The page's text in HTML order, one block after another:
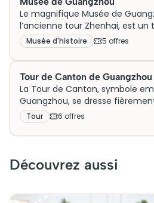
Le magnifique Musée de
l’ancienne tour Zhenhai, est
de l’histoire chinoises.
paysage urbain et prévenir les
aujourd’hui un voyage
la région. Sa structure
du monde entier, qui peuvent
billets pour explorer ses riches
s’impose pour apprécier
dans la préservation du
Musée d'histoire 5 offres
Tour de Canton de Guangzhou
La Tour de Canton, symbole
Guangzhou, se dresse
paysage urbain. Inaugurée en
dynamisme moderne de la
son riche passé. Mélange
scintillantes, elle offre une vue
incomparable. Acheter des
angle et comprendre son
Tour 6 offres
Découvrez aussi